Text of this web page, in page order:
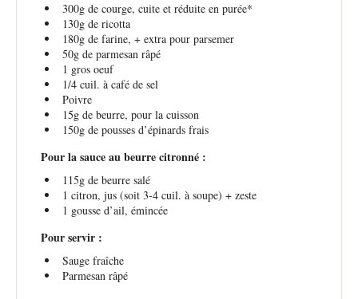
300gde courge, cuite et réduite en purée*
130gde ricotta
180gde farine, + extra pour parsemer
50gde parmesan râpé
1 gros oeuf
1/4cuil. à café de sel
Poivre
15gde beurre, pour la cuisson
150gde pousses d’épinards frais
Pour la sauce au beurre citronné :
115gde beurre salé
1 citron, jus (soit 3-4cuil. à soupe) + zeste
1 gousse d’ail, émincée
Pour servir :
Sauge fraîche
Parmesan râpé